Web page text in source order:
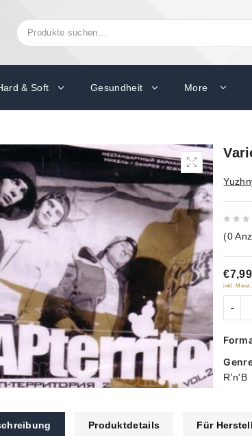
Suchen
nach:
& Soft Gesundheit More
out
of
5
(0
€7,99
inkl.
R'n'B
Produktdetails Für